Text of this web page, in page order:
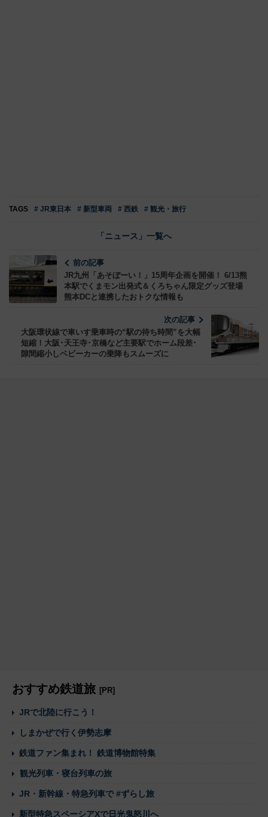
TAGS # JR東日本 # 新型車両 # 西鉄 # 観光・旅行
「ニュース」一覧へ
前の記事
JR九州「あそぼーい！」15周年企画を開催！ 6/13熊
本駅でくまモン出発式＆くろちゃん限定グッズ登場
熊本DCと連携したおトクな情報も
次の記事
大阪環状線で車いす乗車時の“駅の待ち時間”を大幅
短縮！大阪･天王寺･京橋など主要駅でホーム段差･
隙間縮小しベビーカーの乗降もスムーズに
おすすめ鉄道旅 [PR]
JRで北陸に行こう！
しまかぜで行く伊勢志摩
鉄道ファン集まれ！ 鉄道博物館特集
観光列車・寝台列車の旅
JR・新幹線・特急列車で #ずらし旅
新型特急スペーシアXで日光鬼怒川へ